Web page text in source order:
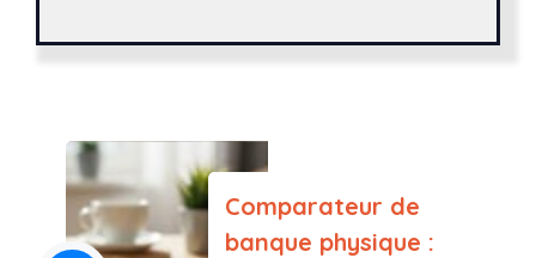
Comparateur de
banque physique :